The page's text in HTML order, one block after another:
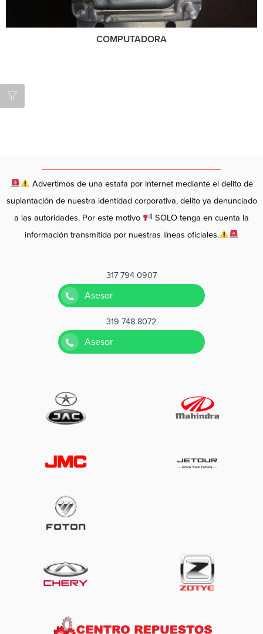
COMPUTADORA
Advertimos de una estafa por internet mediante el delito de
suplantación de nuestra identidad corporativa, delito ya denunciado
a las autoridades. Por este motivo
SOLO tenga en cuenta la
información transmitida por nuestras líneas oficiales.
317 794 0907
Asesor
319 748 8072
Asesor